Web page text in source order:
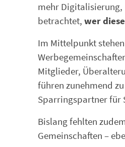
mehr
betrachtet, wer
Im Mittelpunkt
Mitglieder,
führen zunehmend
Sparringspartner für
Bislang fehlten
Gemeinschaften –